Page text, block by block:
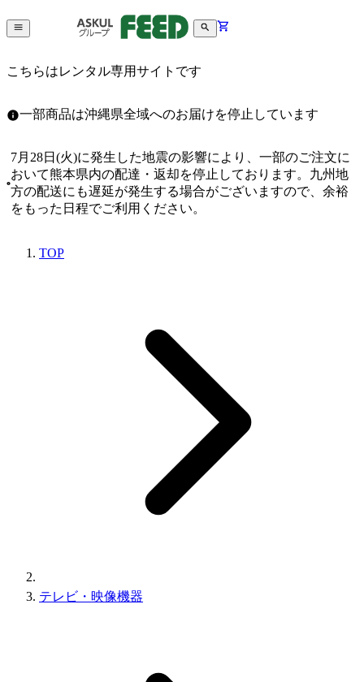
こちらはレンタル専用サイトです
一部商品は沖縄県全域へのお届けを停止しています
7月28日(火)に発生した地震の影響により、一部のご注文に
おいて熊本県内の配達・返却を停止しております。九州地
方の配送にも遅延が発生する場合がございますので、余裕
をもった日程でご利用ください。
TOP
テレビ・映像機器